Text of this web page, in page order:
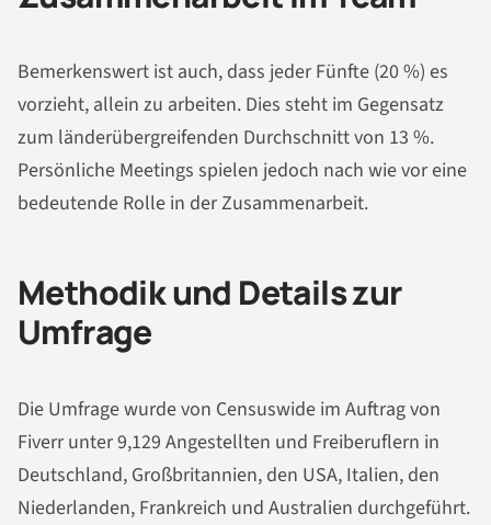
Bemerkenswert ist auch, dass jeder Fünfte (20 %) es
vorzieht, allein zu arbeiten. Dies steht im Gegensatz
zum länderübergreifenden Durchschnitt von 13 %.
Persönliche Meetings spielen jedoch nach wie vor eine
bedeutende Rolle in der Zusammenarbeit.
Methodik und Details zur
Umfrage
Die Umfrage wurde von Censuswide im Auftrag von
Fiverr unter 9,129 Angestellten und Freiberuflern in
Deutschland, Großbritannien, den USA, Italien, den
Niederlanden, Frankreich und Australien durchgeführt.